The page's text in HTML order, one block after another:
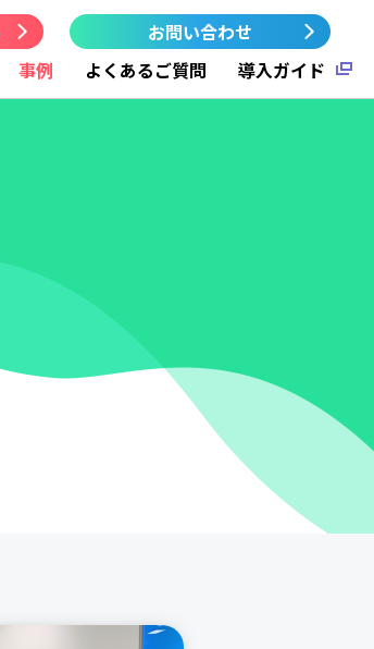
事例 よくあるご質問 導入ガイド
お問い合わせ